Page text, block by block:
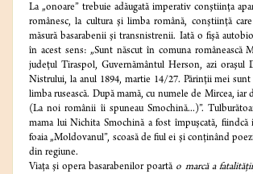
La „onoare” trebuie adăugată imperativ conştiinţa
românesc, la cultura şi limba română, conştiinţă
măsură basarabenii şi transnistrenii. Iată o fişă
în acest sens: „Sunt născut în comuna românească
judeţul Tiraspol, Guvernământul Herson, azi oraşul
Nistrului, la anul 1894, martie 14/27. Părinţii mei
limba rusească. După mamă, cu numele de Mircea, iar
(La noi românii îi spuneau Smochină...)”.
mama lui Nichita Smochină a fost împuşcată, fiindcă
foaia „Moldovanul”, scoasă de fiul ei şi conţinând
din regiune.
Viaţa şi opera basarabenilor poartă o marcă a fatalităţii